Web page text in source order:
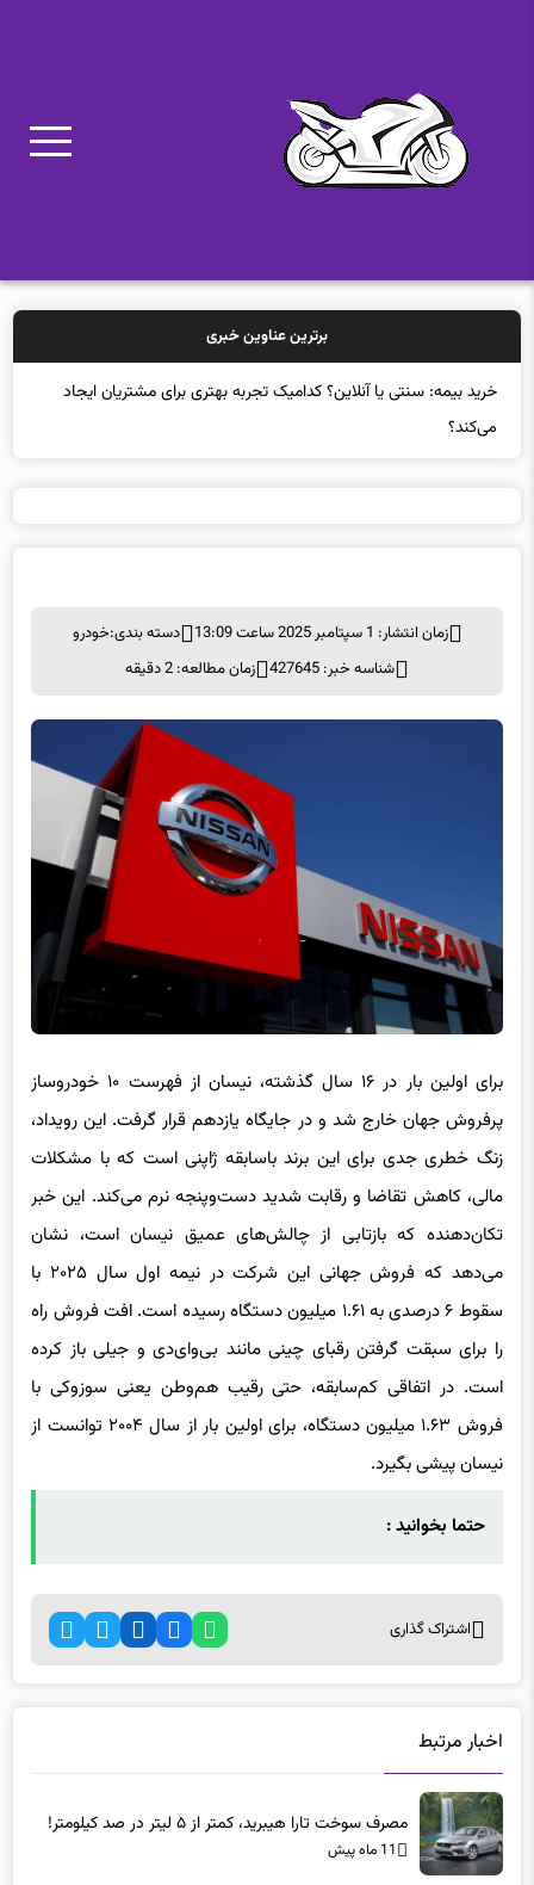
برترین عناوین خبری
خرید بیمه: سنتی یا آنلاین؟ کدامیک تجربه بهتری برای مشتریان ایجاد
می‌کند؟
زمان انتشار: 1 سپتامبر 2025 ساعت 13:09 دسته بندی:خودرو
شناسه خبر: 427645
زمان مطالعه: 2 دقیقه
برای اولین بار در ۱۶ سال گذشته، نیسان از فهرست ۱۰ خودروساز
پرفروش جهان خارج شد و در جایگاه یازدهم قرار گرفت. این رویداد،
زنگ خطری جدی برای این برند باسابقه ژاپنی است که با مشکلات
مالی، کاهش تقاضا و رقابت شدید دست‌وپنجه نرم می‌کند. این خبر
تکان‌دهنده که بازتابی از چالش‌های عمیق نیسان است، نشان
می‌دهد که فروش جهانی این شرکت در نیمه اول سال ۲۰۲۵ با
سقوط ۶ درصدی به ۱.۶۱ میلیون دستگاه رسیده است. افت فروش راه
را برای سبقت گرفتن رقبای چینی مانند بی‌وای‌دی و جیلی باز کرده
است. در اتفاقی کم‌سابقه، حتی رقیب هم‌وطن یعنی سوزوکی با
فروش ۱.۶۳ میلیون دستگاه، برای اولین بار از سال ۲۰۰۴ توانست از
نیسان پیشی بگیرد.
حتما بخوانید :
اشتراک گذاری
اخبار مرتبط
مصرف سوخت تارا هیبرید، کمتر از ۵ لیتر در صد کیلومتر!
11 ماه پیش